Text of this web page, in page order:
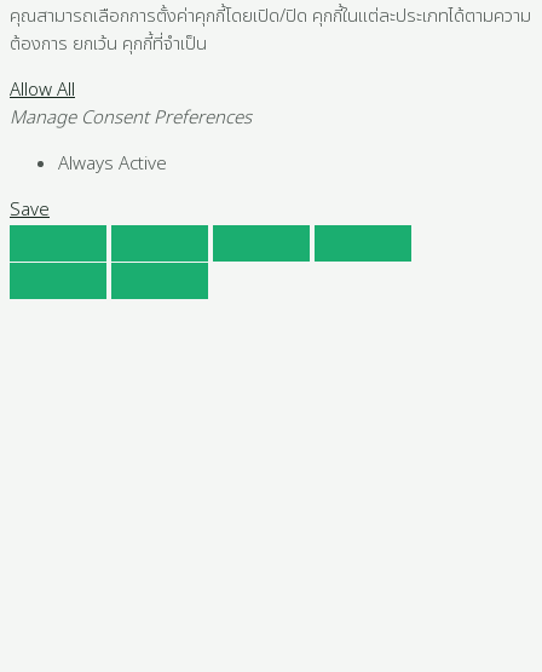
คุณสามารถเลือกการตั้งค่าคุกกี้โดยเปิด/ปิด คุกกี้ในแต่ละประเภทได้ตามความ
ต้องการ ยกเว้น คุกกี้ที่จำเป็น
Allow All
Manage Consent Preferences
Always Active
Save